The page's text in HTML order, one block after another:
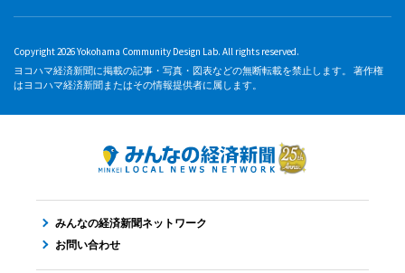
Copyright 2026 Yokohama Community Design Lab. All rights reserved.
ヨコハマ経済新聞に掲載の記事・写真・図表などの無断転載を禁止します。 著作権
はヨコハマ経済新聞またはその情報提供者に属します。
みんなの経済新聞ネットワーク
お問い合わせ